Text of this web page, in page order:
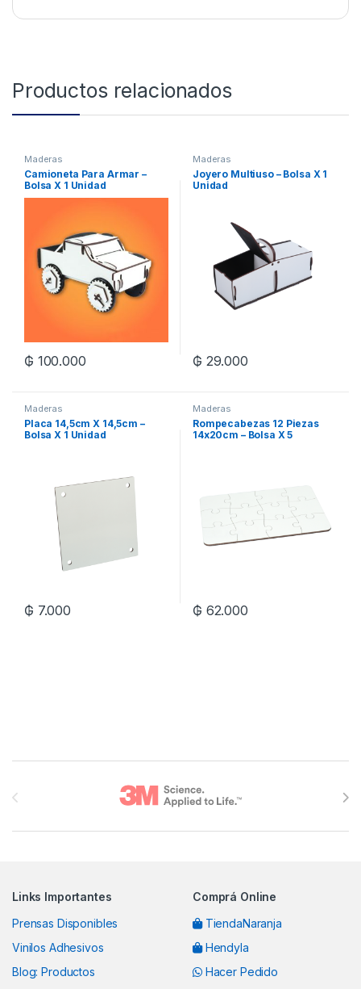
Productos relacionados
Maderas
Camioneta Para Armar –
Bolsa X 1 Unidad
₲ 100.000
Maderas
Joyero Multiuso – Bolsa X 1
Unidad
₲ 29.000
Maderas
Placa 14,5cm X 14,5cm –
Bolsa X 1 Unidad
₲ 7.000
Maderas
Rompecabezas 12 Piezas
14x20cm – Bolsa X 5
₲ 62.000
Links Importantes
Prensas Disponibles
Vinilos Adhesivos
Blog: Productos
Comprá Online
TiendaNaranja
Hendyla
Hacer Pedido